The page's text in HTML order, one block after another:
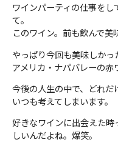
ワインパーティの仕事を
て。
このワイン。前も飲んで美
やっぱり今回も美味しかっ
アメリカ・ナパバレーの赤
今後の人生の中で、どれだ
いつも考えてしまいます。
好きなワインに出会えた
しいんだよね。爆笑。